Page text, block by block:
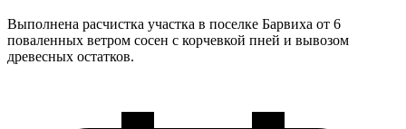
Выполнена расчистка участка в поселке Барвиха от 6
поваленных ветром сосен с корчевкой пней и вывозом
древесных остатков.